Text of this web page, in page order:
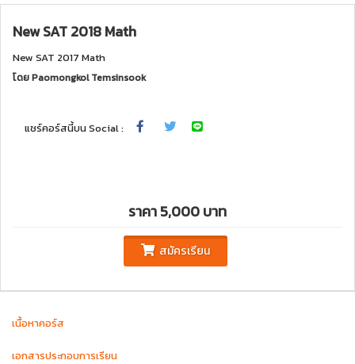
New SAT 2018 Math
New SAT 2017 Math
โดยPaomongkol Temsinsook
แชร์คอร์สนี้บน Social :
ราคา 5,000 บาท
สมัครเรียน
เนื้อหาคอร์ส
เอกสารประกอบการเรียน